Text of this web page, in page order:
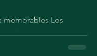
memorables Los
el...